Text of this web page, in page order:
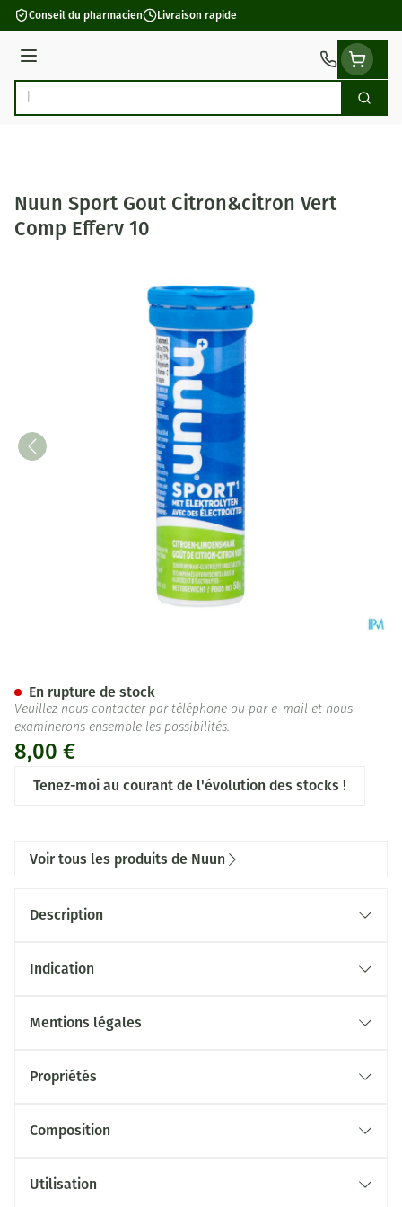
Aller au contenu
Conseil du pharmacien Livraison rapide
Menu
Rechercher
Nuun Sport Gout Citron&citron Vert
Comp Efferv 10
8,00 €
Tenez-moi au courant de l'évolution des stocks !
En rupture de stock
Veuillez nous contacter par téléphone ou par e-mail et nous
examinerons ensemble les possibilités.
Voir tous les produits de Nuun
Description
Indication
Mentions légales
Propriétés
Composition
Utilisation